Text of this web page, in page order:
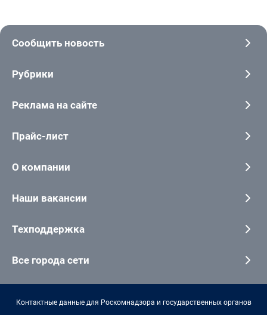
Сообщить новость
Рубрики
Реклама на сайте
Прайс-лист
О компании
Наши вакансии
Техподдержка
Все города сети
Контактные данные для Роскомнадзора и государственных органов